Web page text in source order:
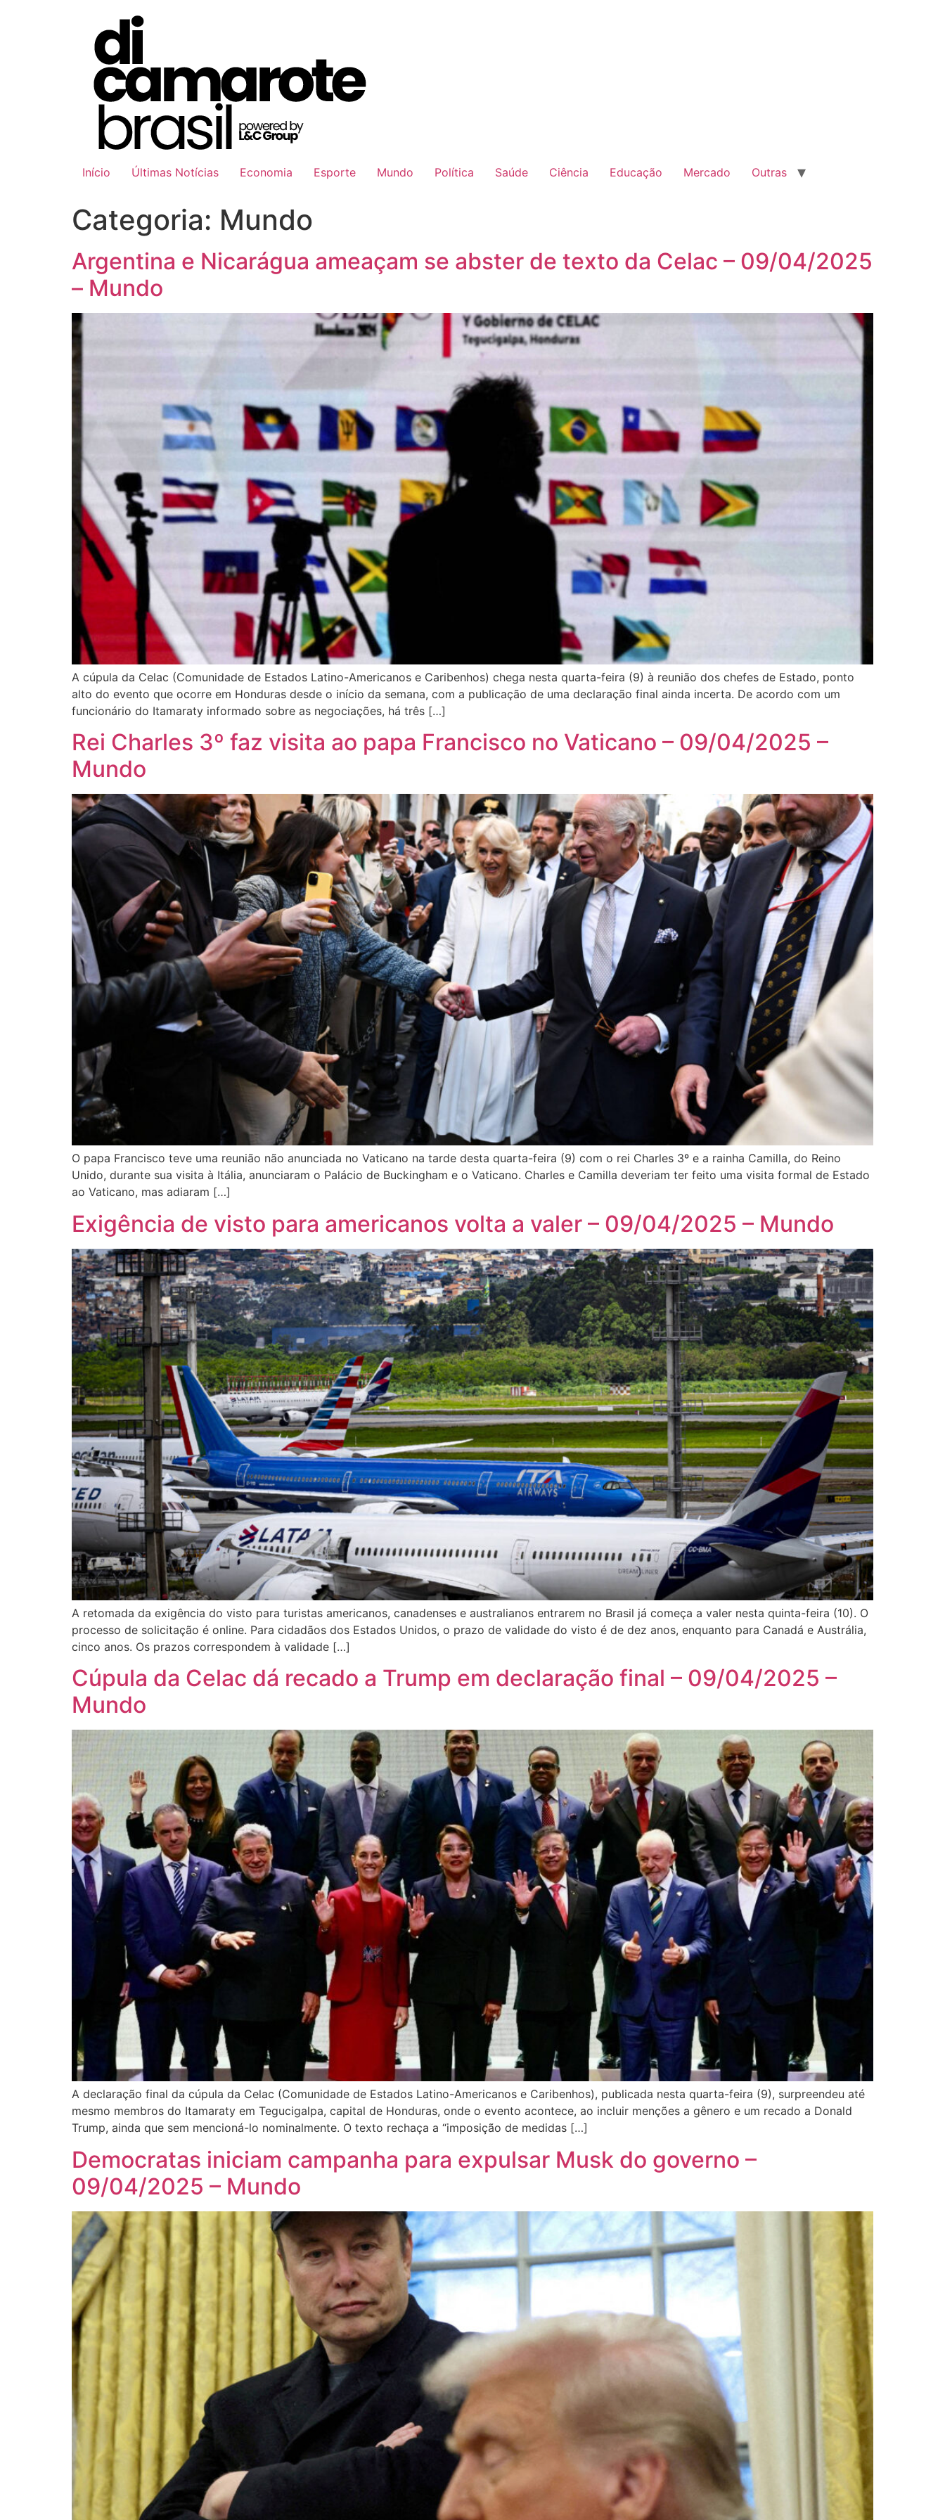
Início Últimas Notícias Economia Esporte Mundo Política Saúde Ciência Educação Mercado Outras
Categoria: Mundo
Argentina e Nicarágua ameaçam se abster de texto da Celac – 09/04/2025
– Mundo
A cúpula da Celac (Comunidade de Estados Latino-Americanos e Caribenhos) chega nesta quarta-feira (9) à reunião dos chefes de Estado, ponto
alto do evento que ocorre em Honduras desde o início da semana, com a publicação de uma declaração final ainda incerta. De acordo com um
funcionário do Itamaraty informado sobre as negociações, há três […]
Rei Charles 3º faz visita ao papa Francisco no Vaticano – 09/04/2025 –
Mundo
O papa Francisco teve uma reunião não anunciada no Vaticano na tarde desta quarta-feira (9) com o rei Charles 3º e a rainha Camilla, do Reino
Unido, durante sua visita à Itália, anunciaram o Palácio de Buckingham e o Vaticano. Charles e Camilla deveriam ter feito uma visita formal de Estado
ao Vaticano, mas adiaram […]
Exigência de visto para americanos volta a valer – 09/04/2025 – Mundo
A retomada da exigência do visto para turistas americanos, canadenses e australianos entrarem no Brasil já começa a valer nesta quinta-feira (10). O
processo de solicitação é online. Para cidadãos dos Estados Unidos, o prazo de validade do visto é de dez anos, enquanto para Canadá e Austrália,
cinco anos. Os prazos correspondem à validade […]
Cúpula da Celac dá recado a Trump em declaração final – 09/04/2025 –
Mundo
A declaração final da cúpula da Celac (Comunidade de Estados Latino-Americanos e Caribenhos), publicada nesta quarta-feira (9), surpreendeu até
mesmo membros do Itamaraty em Tegucigalpa, capital de Honduras, onde o evento acontece, ao incluir menções a gênero e um recado a Donald
Trump, ainda que sem mencioná-lo nominalmente. O texto rechaça a “imposição de medidas […]
Democratas iniciam campanha para expulsar Musk do governo –
09/04/2025 – Mundo